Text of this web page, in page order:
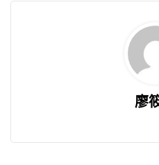
廖